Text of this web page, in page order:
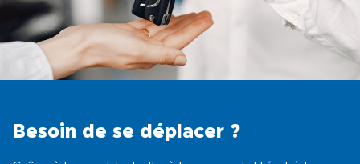
Besoin de se déplacer ?